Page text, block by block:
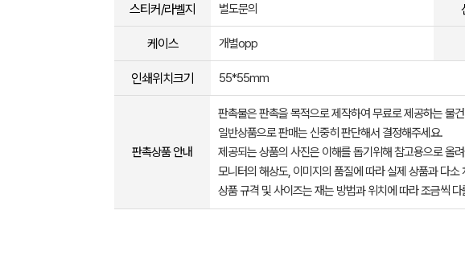
스티커/라벨지 별도문의
케이스 개별opp
인쇄위치크기 55*55mm
판촉상품 안내
판촉물은 판촉을 목적으로 제작하여 무료로 제공하는 물
일반상품으로 판매는 신중히 판단해서 결정해주세요.
제공되는 상품의 사진은 이해를 돕기위해 참고용으로 올
모니터의 해상도, 이미지의 품질에 따라 실제 상품과 다소
상품 규격 및 사이즈는 재는 방법과 위치에 따라 조금씩